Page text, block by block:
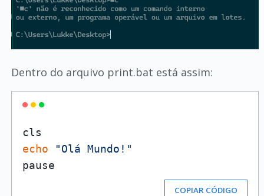
Dentro do arquivo print.bat está assim:
echo
"Olá Mundo!"
COPIAR CÓDIGO